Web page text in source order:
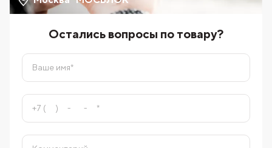
Остались вопросы по товару?